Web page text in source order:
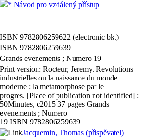
* Návod pro vzdálený přístup
ISBN 9782806259622 (electronic bk.)
ISBN 9782806259639
Grands evenements ; Numero 19
Print version: Rocteur, Jeremy. Revolutions
industrielles ou la naissance du monde
moderne : la metamorphose par le
progres. [Place of publication not identified] :
50Minutes, c2015 37 pages Grands
evenements ; Numero
19 ISBN 9782806259639
Jacquemin, Thomas (přispěvatel)